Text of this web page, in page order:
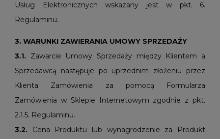
Usług Elektronicznych wskazany jest w pkt. 6.
Regulaminu.
3. WARUNKI ZAWIERANIA UMOWY SPRZEDAŻY
3.1. Zawarcie Umowy Sprzedaży między Klientem a
Sprzedawcą następuje po uprzednim złożeniu przez
Klienta Zamówienia za pomocą Formularza
Zamówienia w Sklepie Internetowym zgodnie z pkt.
2.1.5. Regulaminu.
3.2. Cena Produktu lub wynagrodzenie za Produkt